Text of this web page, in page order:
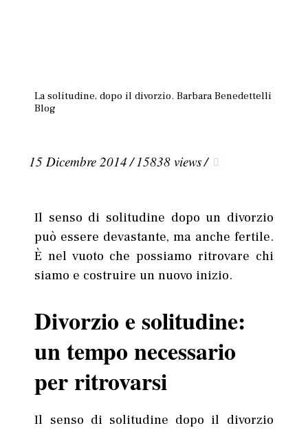
La solitudine, dopo il divorzio. Barbara Benedettelli
Blog
15 Dicembre 2014 /15838 views/
Il senso di solitudine dopo un divorzio
può essere devastante, ma anche fertile.
È nel vuoto che possiamo ritrovare chi
siamo e costruire un nuovo inizio.
Divorzio e solitudine:
un tempo necessario
per ritrovarsi
Il senso di solitudine dopo il divorzio